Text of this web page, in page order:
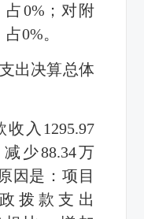
占0%；对附
0%。
出决算总体
入1295.97
少88.34万
因是：项目
拨款支出